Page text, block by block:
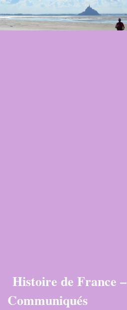
Histoire de France –
Communiqués